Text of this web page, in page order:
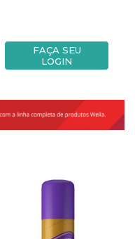
FAÇA SEU
LOGIN